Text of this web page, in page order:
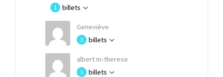
1 billets
Geneviève
1 billets
albert m-therese
1 billets